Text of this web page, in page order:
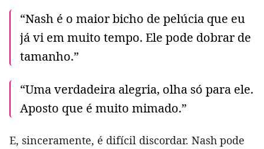
“Nash é o maior bicho de pelúcia que eu
já vi em muito tempo. Ele pode dobrar de
tamanho.”
“Uma verdadeira alegria, olha só para ele.
Aposto que é muito mimado.”
E, sinceramente, é difícil discordar. Nash pode